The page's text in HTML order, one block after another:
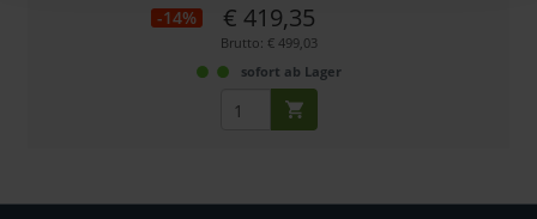
-14% € 419,35
Brutto: € 499,03
sofort ab Lager